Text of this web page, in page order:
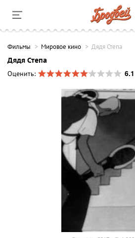
Фильмы Мировое кино Дядя Степа
Дядя Степа
Оценить:
6.1